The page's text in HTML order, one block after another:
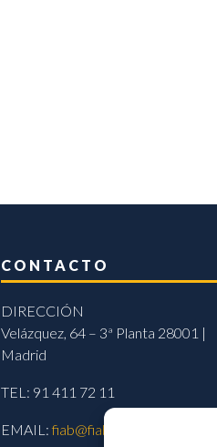
CONTACTO
DIRECCIÓN
Velázquez, 64 – 3ª Planta 28001 |
Madrid
TEL: 91 411 72 11
EMAIL:fiab@fiab.es